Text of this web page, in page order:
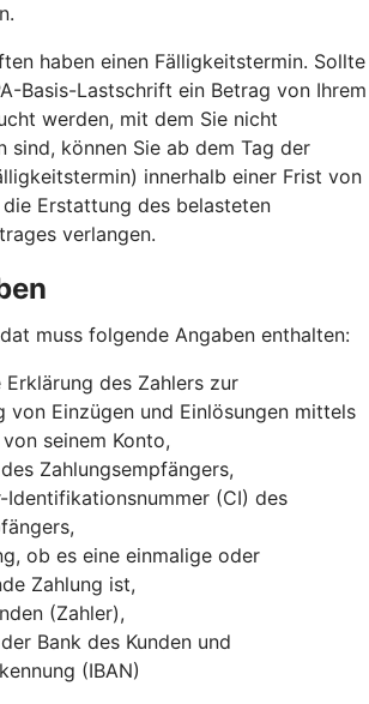
haben einen Fälligkeitstermin. Sollte
Basis-Lastschrift ein Betrag von Ihrem
werden, mit dem Sie nicht
sind, können Sie ab dem Tag der
innerhalb einer Frist von
Erstattung des belasteten
verlangen.
muss folgende Angaben enthalten:
Erklärung des Zahlers zur
von Einzügen und Einlösungen mittels
seinem Konto,
Zahlungsempfängers,
Identifikationsnummer (CI) des
ob es eine einmalige oder
Zahlung ist,
(Zahler),
Bank des Kunden und
(IBAN)